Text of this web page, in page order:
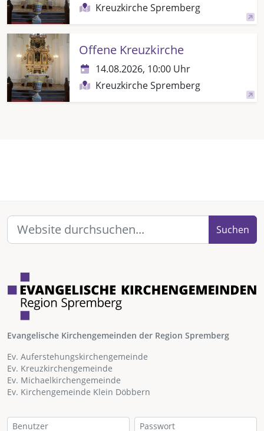
Kreuzkirche Spremberg
Offene Kreuzkirche
14.08.2026, 10:00 Uhr
Kreuzkirche Spremberg
Suchen
Evangelische Kirchengemeinden der Region Spremberg
Ev. Auferstehungskirchengemeinde
Ev. Kreuzkirchengemeinde
Ev. Michaelkirchengemeinde
Ev. Kirchengemeinde Klein Döbbern